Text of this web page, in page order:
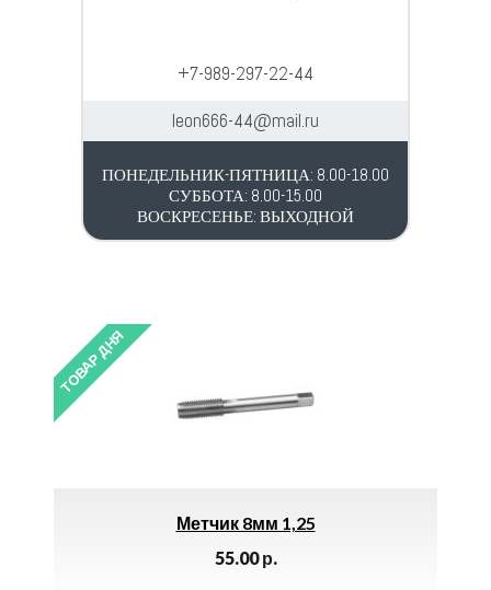
+7-989-297-22-44
leon666-44@mail.ru
ПОНЕДЕЛЬНИК-ПЯТНИЦА: 8.00-18.00
СУББОТА: 8.00-15.00
ВОСКРЕСЕНЬЕ: ВЫХОДНОЙ
Уголок Наружный